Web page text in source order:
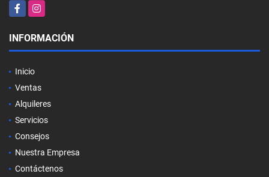
FacebookInstagram
INFORMACIÓN
Inicio
Ventas
Alquileres
Servicios
Consejos
Nuestra Empresa
Contáctenos